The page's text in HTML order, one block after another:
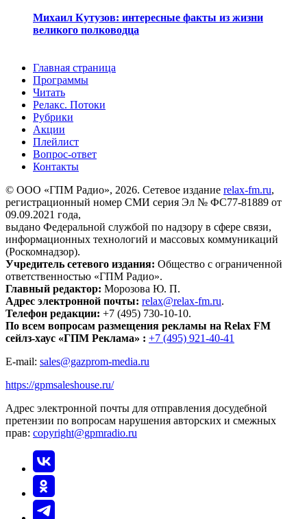
Михаил Кутузов: интересные факты из жизни
великого полководца
Главная страница
Программы
Читать
Релакс. Потоки
Рубрики
Акции
Плейлист
Вопрос-ответ
Контакты
© ООО «ГПМ Радио», 2026. Сетевое издание relax-fm.ru,
регистрационный номер СМИ серия Эл № ФС77-81889 от
09.09.2021 года,
выдано Федеральной службой по надзору в сфере связи,
информационных технологий и массовых коммуникаций
(Роскомнадзор).
Учредитель сетевого издания: Общество с ограниченной
ответственностью «ГПМ Радио».
Главный редактор: Морозова Ю. П.
Адрес электронной почты: relax@relax-fm.ru.
Телефон редакции: +7 (495) 730-10-10.
По всем вопросам размещения рекламы на Relax FM
сейлз-хаус «ГПМ Реклама» : +7 (495) 921-40-41
E-mail: sales@gazprom-media.ru
https://gpmsaleshouse.ru/
Адрес электронной почты для отправления досудебной
претензии по вопросам нарушения авторских и смежных
прав: copyright@gpmradio.ru